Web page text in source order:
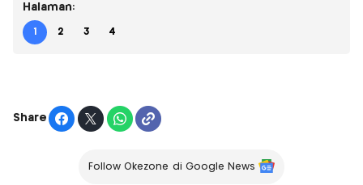
Halaman:
1 2 3 4
Share
Follow Okezone di Google News